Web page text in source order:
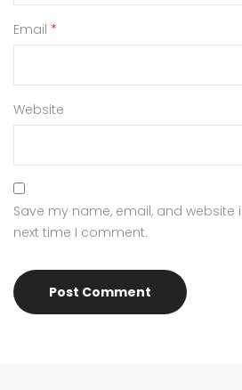
Email *
Website
Save my name, email, and website
next time I comment.